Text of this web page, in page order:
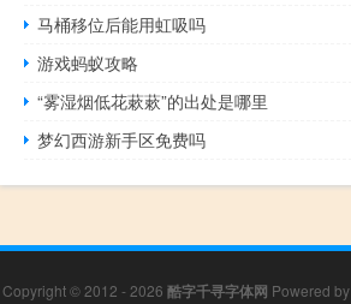
马桶移位后能用虹吸吗
游戏蚂蚁攻略
“雾湿烟低花蔌蔌”的出处是哪里
梦幻西游新手区免费吗
Copyright © 2012 - 2026 酷字千寻字体网 Powered by